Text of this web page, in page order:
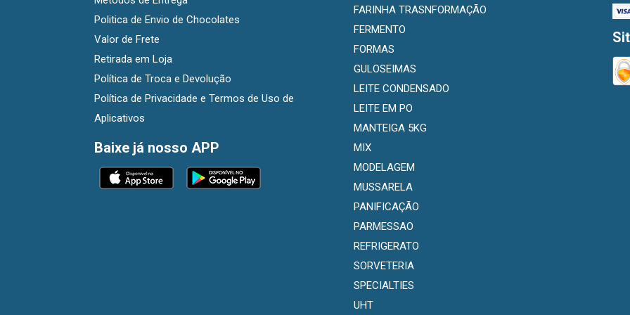
Politica de Envio de Chocolates
Valor de Frete
Retirada em Loja
Política de Troca e Devolução
Política de Privacidade e Termos de Uso de
Aplicativos
Baixe já nosso APP
FARINHA TRASNFORMAÇÃO
FERMENTO
FORMAS
GULOSEIMAS
LEITE CONDENSADO
LEITE EM PO
MANTEIGA 5KG
MIX
MODELAGEM
MUSSARELA
PANIFICAÇÃO
PARMESSAO
REFRIGERATO
SORVETERIA
SPECIALTIES
UHT